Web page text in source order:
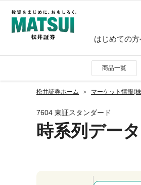
はじめての方
商品一覧
松井証券ホーム マーケット情報(
7604 東証スタンダード
時系列データ